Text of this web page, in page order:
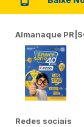
Almanaque
Redes sociais